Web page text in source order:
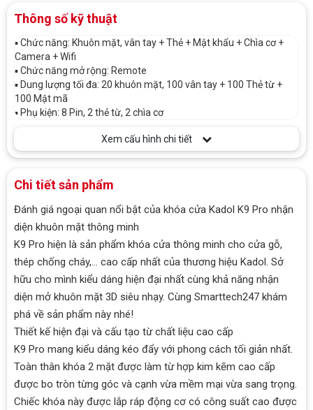
Thông số kỹ thuật
▪️ Chức năng: Khuôn mặt, vân tay + Thẻ + Mật khẩu + Chìa cơ +
Camera + Wifi
▪️ Chức năng mở rộng: Remote
▪️ Dung lượng tối đa: 20 khuôn mặt, 100 vân tay + 100 Thẻ từ +
100 Mật mã
▪️ Phụ kiện: 8 Pin, 2 thẻ từ, 2 chìa cơ
Xem cấu hình chi tiết
Chi tiết sản phẩm
Đánh giá ngoại quan nổi bật của khóa cửa Kadol K9 Pro nhận
diện khuôn mặt thông minh
K9 Pro hiện là sản phẩm khóa cửa thông minh cho cửa gỗ,
thép chống cháy,… cao cấp nhất của thương hiệu Kadol. Sở
hữu cho mình kiểu dáng hiện đại nhất cùng khả năng nhận
diện mở khuôn mặt 3D siêu nhạy. Cùng Smarttech247 khám
phá về sản phẩm này nhé!
Thiết kế hiện đại và cấu tạo từ chất liệu cao cấp
K9 Pro mang kiểu dáng kéo đẩy với phong cách tối giản nhất.
Toàn thân khóa 2 mặt được làm từ hợp kim kẽm cao cấp
được bo tròn từng góc và cạnh vừa mềm mại vừa sang trọng.
Chiếc khóa này được lắp ráp động cơ có công suất cao được